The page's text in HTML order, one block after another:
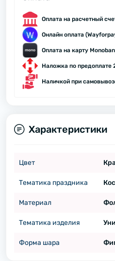
Оплата на расчетный
Онлайн оплата
Оплата на карту
Наложка по
Наличкой при
Характеристики
Цвет
Тематика праздника
Материал
Тематика изделия
Форма шара